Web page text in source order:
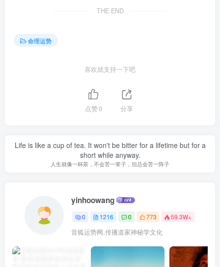
THE END
命理运势
喜欢就支持一下吧
点赞0 分享
Life is like a cup of tea. It won't be bitter for a lifetime but for a
short while anyway.
人生就像一杯茶，不会苦一辈子，但总会苦一阵子
yinhoowang
0 1216 0 773 59.3W+
音狐运势网,传播道家神秘学文化